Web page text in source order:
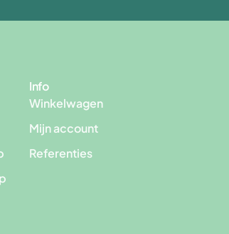
Info
Winkelwagen
Mijn account
Referenties